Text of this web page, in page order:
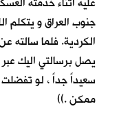
جنوب العراق و يتكلم
الكردية. فلما سالته
يصل برسالتي اليك
سعيداً جداً ، لو
ممكن .))